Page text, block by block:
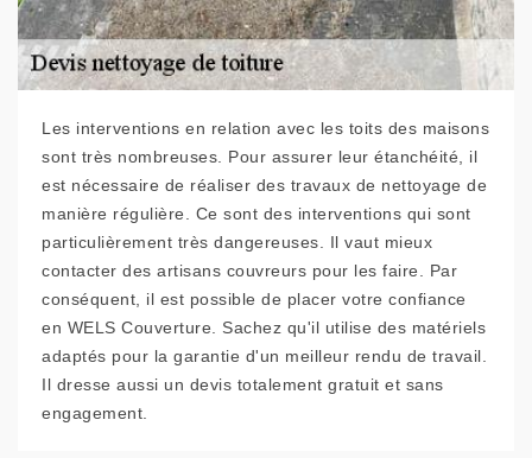
Les interventions en relation avec les toits des maisons
sont très nombreuses. Pour assurer leur étanchéité, il
est nécessaire de réaliser des travaux de nettoyage de
manière régulière. Ce sont des interventions qui sont
particulièrement très dangereuses. Il vaut mieux
contacter des artisans couvreurs pour les faire. Par
conséquent, il est possible de placer votre confiance
en WELS Couverture. Sachez qu'il utilise des matériels
adaptés pour la garantie d'un meilleur rendu de travail.
Il dresse aussi un devis totalement gratuit et sans
engagement.